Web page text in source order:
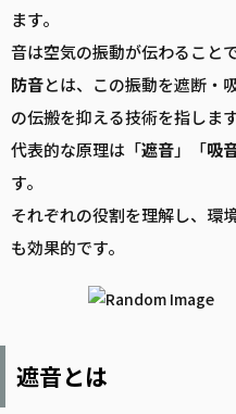
ます。
音は空気の振動が伝わること
防音とは、この振動を遮断・
の伝搬を抑える技術を指します
代表的な原理は「遮音」「吸
す。
それぞれの役割を理解し、環
も効果的です。
遮音とは